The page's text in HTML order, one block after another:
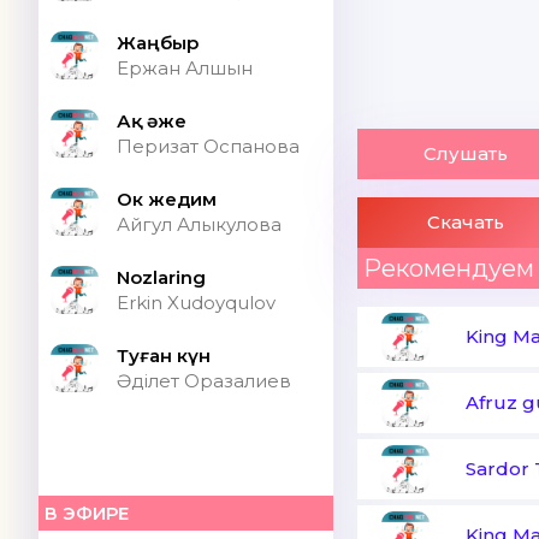
Жаңбыр
Ержан Алшын
Ақ әже
Перизат Оспанова
Ок жедим
Айгул Алыкулова
Nozlaring
Erkin Xudoyqulov
Туған күн
Әділет Оразалиев
В ЭФИРЕ
Слушать
Скачать
Рекомендуем
King
Afruz